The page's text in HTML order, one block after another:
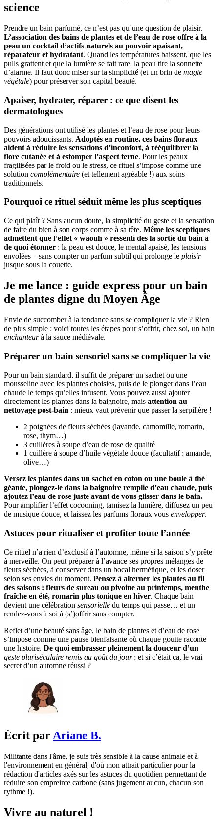
science
Prendre un bain parfumé, ce n’est pas qu’une question de plaisir.
L’association des bains de plantes et de l’eau de rose offre à la
peau un cocktail d’actifs naturels au pouvoir apaisant,
réparateur et hydratant. Quand les températures baissent, que les
pulls grattent et que la lumière se fait rare, la peau tire la sonnette
d’alarme. Il faut donc miser sur la simplicité (et un brin de magie
végétale) pour préserver son capital beauté.
Apaiser, hydrater, réparer : ce que disent les
dermatologues
Des générations ont utilisé les plantes et l’eau de rose pour leurs
pouvoirs adoucissants. Adoptés en routine, ces bains floraux
aident à réduire les sensations d’inconfort, à rééquilibrer la
flore cutanée et à estomper l’aspect terne. Pour les peaux
fragilisées par le froid ou le stress, ce rituel s’impose comme une
solution complémentaire (et tellement agréable !) aux soins
traditionnels.
Pourquoi ce rituel séduit même les plus sceptiques
Ce qui plaît ? Sans aucun doute, la simplicité du geste et la sensation
de faire du bien à son corps comme à sa tête. Même les sceptiques
admettent que l’effet « waouh » ressenti dès la sortie du bain a
de quoi étonner : la peau est douce, le mental apaisé, les tensions
envolées – sans compter un parfum subtil qui prolonge le plaisir
jusque sous la couette.
Je me lance : guide express pour un bain
de plantes digne du Moyen Âge
Envie de succomber à la tendance sans se compliquer la vie ? Rien
de plus simple : voici toutes les étapes pour s’offrir, chez soi, un bain
enchanteurà la sauce médiévale.
Préparer un bain sensoriel sans se compliquer la vie
Pour un bain standard, il suffit de préparer un sachet ou une
mousseline avec les plantes choisies, puis de le plonger dans l’eau
chaude le temps qu’elles infusent. Vous pouvez aussi ajouter
directement les plantes dans la baignoire, mais attention au
nettoyage post-bain : mieux vaut prévenir que passer la serpillère !
2 poignées de fleurs séchées (lavande, camomille, romarin,
rose, thym…)
3 cuillères à soupe d’eau de rose de qualité
1 cuillère à soupe d’huile végétale douce (facultatif : amande,
olive…)
Versez les plantes dans un sachet en coton ou une boule à thé
géante, plongez-le dans la baignoire remplie d’eau chaude, puis
ajoutez l’eau de rose juste avant de vous glisser dans le bain.
Pour amplifier l’effet cocooning, tamisez la lumière, diffusez un peu
de musique douce, et laissez les parfums floraux vous envelopper.
Astuces pour ritualiser et profiter toute l’année
Ce rituel n’a rien d’exclusif à l’automne, même si la saison s’y prête
à merveille. On peut préparer à l’avance ses propres mélanges de
fleurs séchées, à conserver dans un bocal hermétique, et les doser
selon ses envies du moment. Pensez à alterner les plantes au fil
des saisons : fleurs de sureau ou pivoine au printemps, menthe
fraîche en été, romarin plus tonique en hiver. Chaque bain
devient une célébration sensorielle du temps qui passe… et un
rendez-vous à soi à (s’)offrir sans compter.
Reflet d’une beauté sans âge, le bain de plantes et d’eau de rose
s’impose comme une pause bienfaisante où chaque goutte raconte
une histoire. De quoi embrasser pleinement la douceur d’un
geste pluriséculaire remis au goût du jour: et si c’était ça, le vrai
secret d’un automne réussi ?
Écrit par Ariane B.
Militante dans l'âme, je suis très sensible à la cause animale et à
l'environnement en général, d'où mon attrait particulier pour la
rédaction d'articles axés sur les astuces du quotidien permettant de
réduire son empreinte carbone (sans jugement aucun, chacun son
rythme !).
Vivre au naturel !